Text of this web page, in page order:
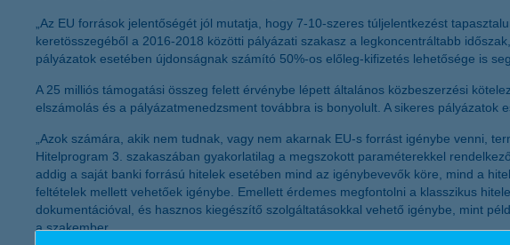
„Az EU források jelentőségét jól mutatja, hogy 7-10-szeres túljelentkezést
keretösszegéből a 2016-2018 közötti pályázati szakasz a legkoncentráltabb
pályázatok esetében újdonságnak számító 50%-os előleg-kifizetés lehetősége is
A 25 milliós támogatási összeg felett érvénybe lépett általános közbeszerzési
elszámolás és a pályázatmenedzsment továbbra is bonyolult. A sikeres
„Azok számára, akik nem tudnak, vagy nem akarnak EU-s forrást igénybe venni,
Hitelprogram 3. szakaszában gyakorlatilag a megszokott paraméterekkel
addig a saját banki forrású hitelek esetében mind az igénybevevők köre, mind a
feltételek mellett vehetőek igénybe. Emellett érdemes megfontolni a klasszikus
dokumentációval, és hasznos kiegészítő szolgáltatásokkal vehető igénybe, mint
a szakember.